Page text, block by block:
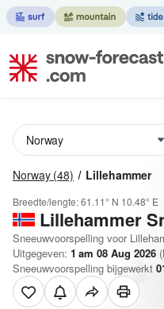
Norway (48) Lillehammer
Breedte/lengte:61.11° N 10.48° E
Lillehammer
Sneeuwvoorspelling voor
Uitgegeven: 1 am 08 Aug 2026
Sneeuwvoorspelling bijgewerkt